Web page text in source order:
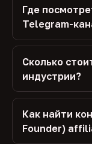
Где
Telegram-
Сколько
индустрии?
Как найти
Founder)